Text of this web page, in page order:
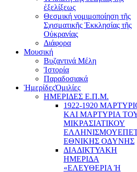
ἐξελίξεως
Θεσμική νομιμοποίηση τῆς
Σχισματικῆς Ἐκκλησίας τῆς
Οὐκρανίας
Διάφορα
Μουσική
Βυζαντινά Μέλη
Ἰστορία
Παραδοσιακά
ἩμερίδεςὉμιλίες
ΗΜΕΡΙΔΕΣ Ε.Π.Μ.
1922-1920
ΚΑI ΜΑΡΤΥΡIΑ
ΜΙΚΡΑΣΙΑΤΙΚΟΥ
EΘΝΙΚHΣ O∆YΝΗΣ
ΔΙΑΔΙΚΤΥΑΚΗ
ΗΜΕΡΙΔΑ
«EΛΕΥΘΕΡΙΑ Ή